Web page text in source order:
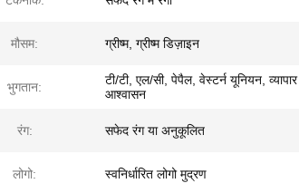
मौसम: ग्रीष्म, ग्रीष्म डिज़ाइन
भुगतान:
टी/टी, एल/सी, पेपैल, वेस्टर्न यूनियन, व्यापार
आश्वासन
रंग: सफेद रंग या अनुकूलित
लोगो: स्वनिर्धारित लोगो मुद्रण